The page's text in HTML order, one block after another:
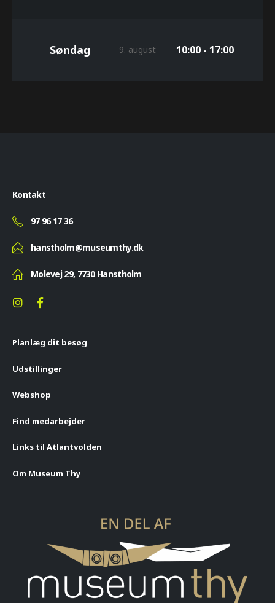
Søndag 9. august 10:00 - 17:00
Kontakt
97 96 17 36
hanstholm@museumthy.dk
Molevej 29, 7730 Hanstholm
Planlæg dit besøg
Udstillinger
Webshop
Find medarbejder
Links til Atlantvolden
Om Museum Thy